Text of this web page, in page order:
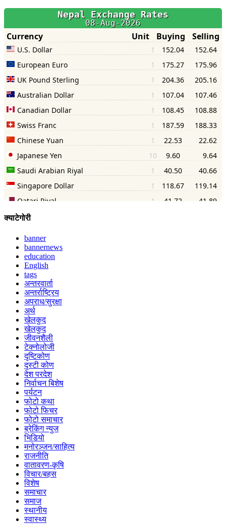
क्याटेगोरी
banner
bannernews
education
English
tags
अन्तरवार्ता
अन्तर्राष्ट्रिय
अपराध/सुरक्षा
अर्थ
खेलकुद
खेलकुद
जीवनशैली
टेक्नोलोजी
दृष्टिकोण
दृस्टी कोण
देश परदेश
निर्वाचन बिशेष
पर्यटन
फोटो कथा
फोटो फिचर
फोटो समाचार
ब्रेकिंग न्युज
भिडियो
मनोरञ्जन/साहित्य
राजनीति
वातावरण-कृषि
विचार/बहस
विशेष
समाचार
समाज
स्थानीय
स्वास्थ्य